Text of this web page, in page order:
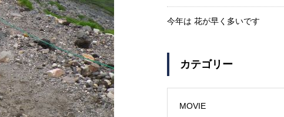
Mt.Norikuradake Weekly ’11-32
今年は 花が早く多いです
カテゴリー
MOVIE